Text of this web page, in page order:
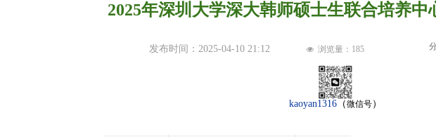
2025年深圳大学深大韩师硕士生联合培养中
发布时间： 2025-04-10 21:12 넶 浏览量： 185
kaoyan1316 （微信号）